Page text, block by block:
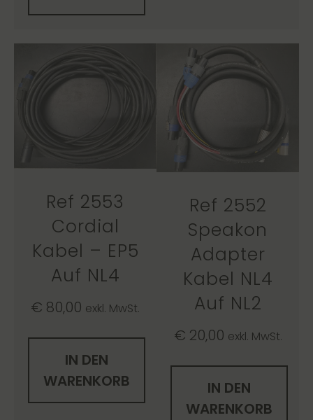
Ref 2553
Cordial
Kabel – EP5
Auf NL4
€ 80,00 exkl. MwSt.
IN DEN
WARENKORB
Ref 2552
Speakon
Adapter
Kabel NL4
Auf NL2
€ 20,00 exkl. MwSt.
IN DEN
WARENKORB